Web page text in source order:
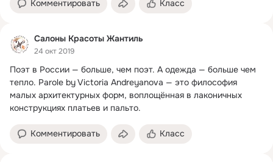
Комментировать Класс
Салоны Красоты Жантиль
24 окт 2019
Поэт в России — больше, чем поэт. А одежда — больше чем
тепло. Parole by Victoria Andreyanova — это философия
малых архитектурных форм, воплощённая в лаконичных
конструкциях платьев и пальто.
Комментировать Класс